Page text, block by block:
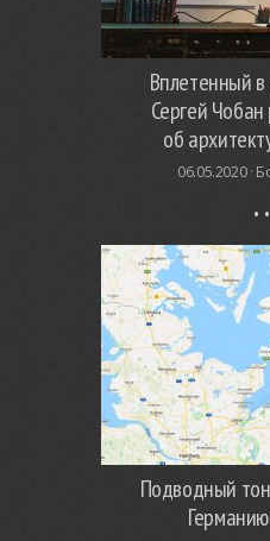
Вплетенный
Сергей Чобан
об
06.05.2020 ·
Подводный